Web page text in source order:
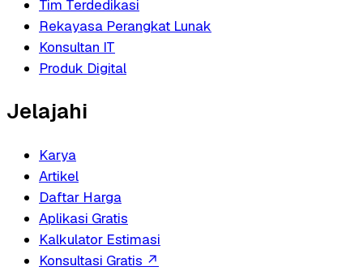
Tim Terdedikasi
Rekayasa Perangkat Lunak
Konsultan IT
Produk Digital
Jelajahi
Karya
Artikel
Daftar Harga
Aplikasi Gratis
Kalkulator Estimasi
Konsultasi Gratis ↗